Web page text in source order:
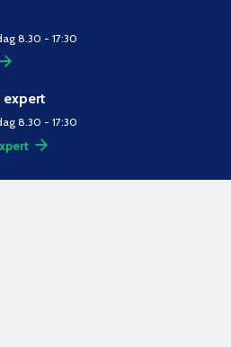
8.30 - 17:30
expert
8.30 - 17:30